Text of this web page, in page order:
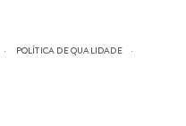
POLÍTICA DE QUALIDADE